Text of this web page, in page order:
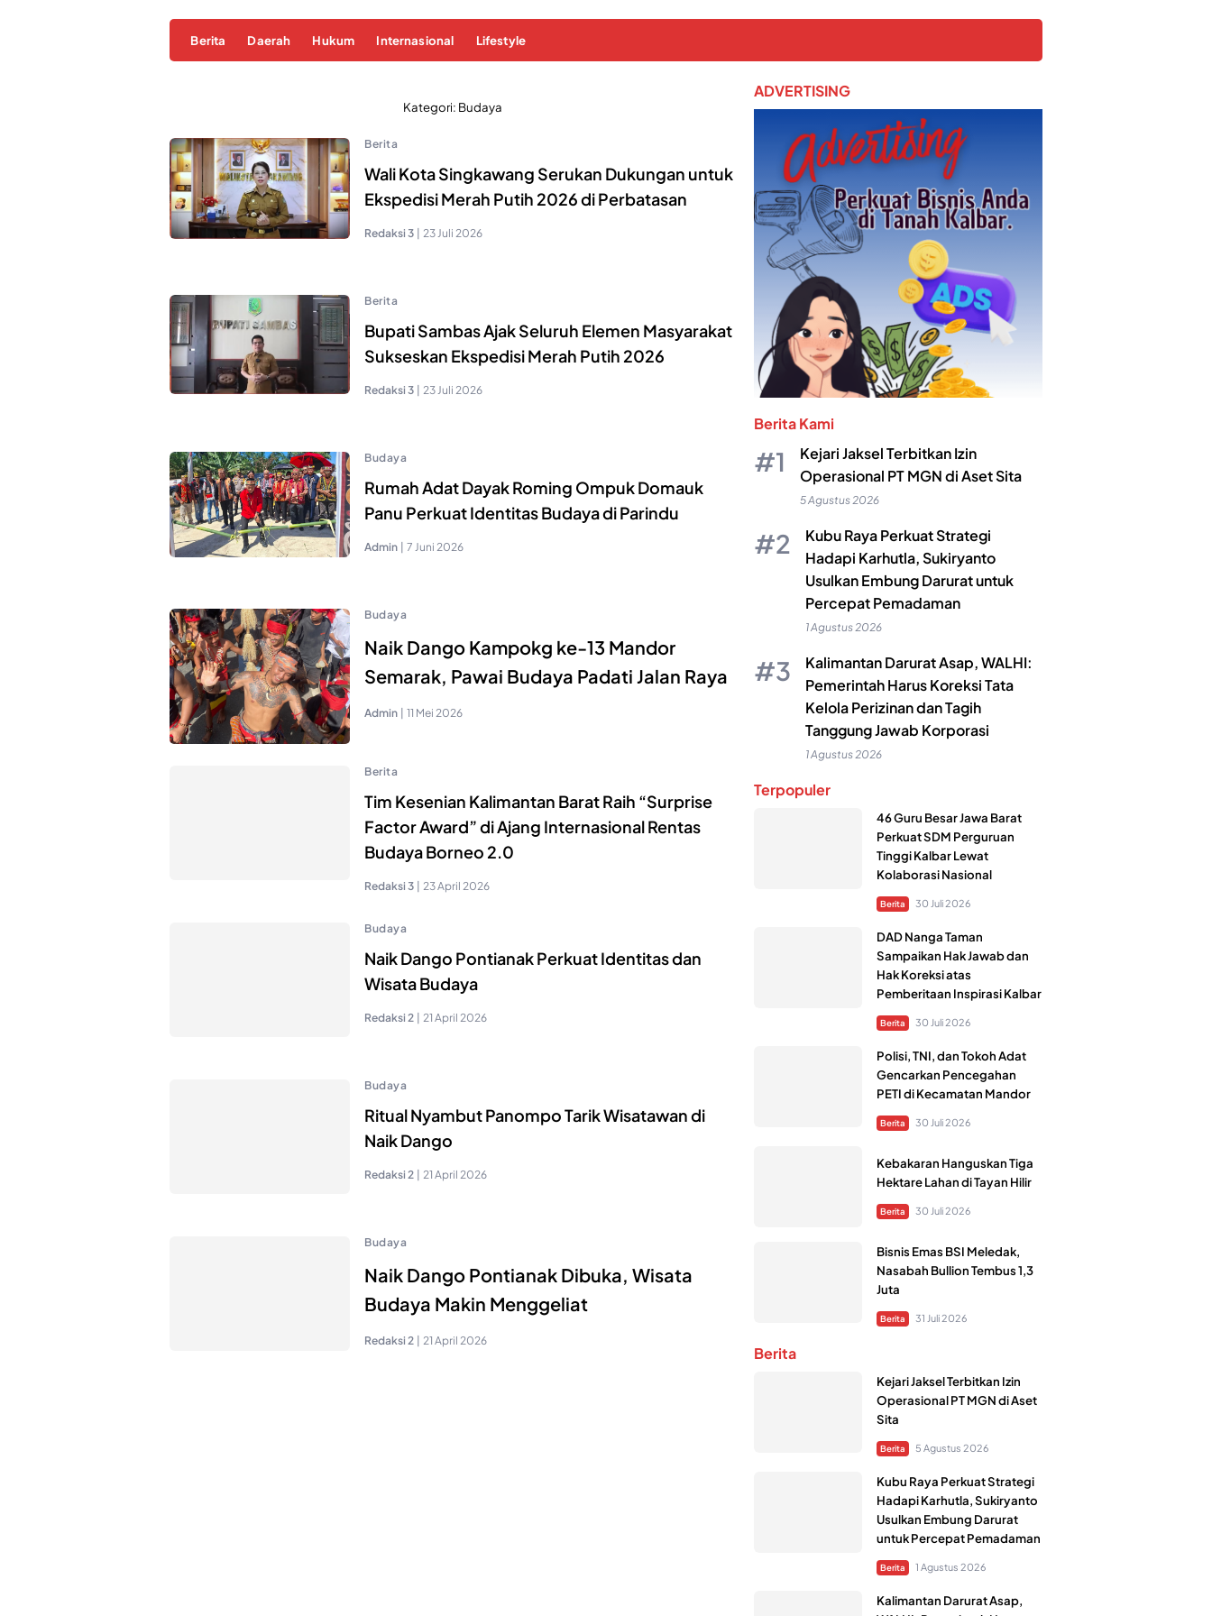
Berita Daerah Hukum Internasional Lifestyle
Kategori: Budaya
Berita
Wali Kota Singkawang Serukan Dukungan untuk
Ekspedisi Merah Putih 2026 di Perbatasan
Redaksi 3 23 Juli 2026
Berita
Bupati Sambas Ajak Seluruh Elemen Masyarakat
Sukseskan Ekspedisi Merah Putih 2026
Redaksi 3 23 Juli 2026
Budaya
Rumah Adat Dayak Roming Ompuk Domauk
Panu Perkuat Identitas Budaya di Parindu
Admin 7 Juni 2026
Budaya
Naik Dango Kampokg ke-13 Mandor
Semarak, Pawai Budaya Padati Jalan Raya
Admin 11 Mei 2026
Berita
Tim Kesenian Kalimantan Barat Raih “Surprise
Factor Award” di Ajang Internasional Rentas
Budaya Borneo 2.0
Redaksi 3 23 April 2026
Budaya
Naik Dango Pontianak Perkuat Identitas dan
Wisata Budaya
Redaksi 2 21 April 2026
Budaya
Ritual Nyambut Panompo Tarik Wisatawan di
Naik Dango
Redaksi 2 21 April 2026
Budaya
Naik Dango Pontianak Dibuka, Wisata
Budaya Makin Menggeliat
Redaksi 2 21 April 2026
ADVERTISING
Berita Kami
Kejari Jaksel Terbitkan Izin
Operasional PT MGN di Aset Sita
5 Agustus 2026
Kubu Raya Perkuat Strategi
Hadapi Karhutla, Sukiryanto
Usulkan Embung Darurat untuk
Percepat Pemadaman
1 Agustus 2026
Kalimantan Darurat Asap, WALHI:
Pemerintah Harus Koreksi Tata
Kelola Perizinan dan Tagih
Tanggung Jawab Korporasi
1 Agustus 2026
Terpopuler
46 Guru Besar Jawa Barat
Perkuat SDM Perguruan
Tinggi Kalbar Lewat
Kolaborasi Nasional
Berita 30 Juli 2026
DAD Nanga Taman
Sampaikan Hak Jawab dan
Hak Koreksi atas
Pemberitaan Inspirasi Kalbar
Berita 30 Juli 2026
Polisi, TNI, dan Tokoh Adat
Gencarkan Pencegahan
PETI di Kecamatan Mandor
Berita 30 Juli 2026
Kebakaran Hanguskan Tiga
Hektare Lahan di Tayan Hilir
Berita 30 Juli 2026
Bisnis Emas BSI Meledak,
Nasabah Bullion Tembus 1,3
Juta
Berita 31 Juli 2026
Berita
Kejari Jaksel Terbitkan Izin
Operasional PT MGN di Aset
Sita
Berita 5 Agustus 2026
Kubu Raya Perkuat Strategi
Hadapi Karhutla, Sukiryanto
Usulkan Embung Darurat
untuk Percepat Pemadaman
Berita 1 Agustus 2026
Kalimantan Darurat Asap,